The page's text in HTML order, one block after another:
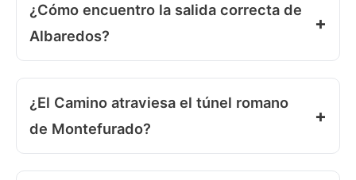
¿Cómo encuentro la salida correcta de
Albaredos?
¿El Camino atraviesa el túnel romano
de Montefurado?